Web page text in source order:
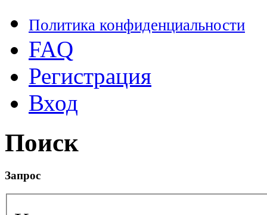
Политика конфиденциальности
FAQ
Регистрация
Вход
Поиск
Запрос